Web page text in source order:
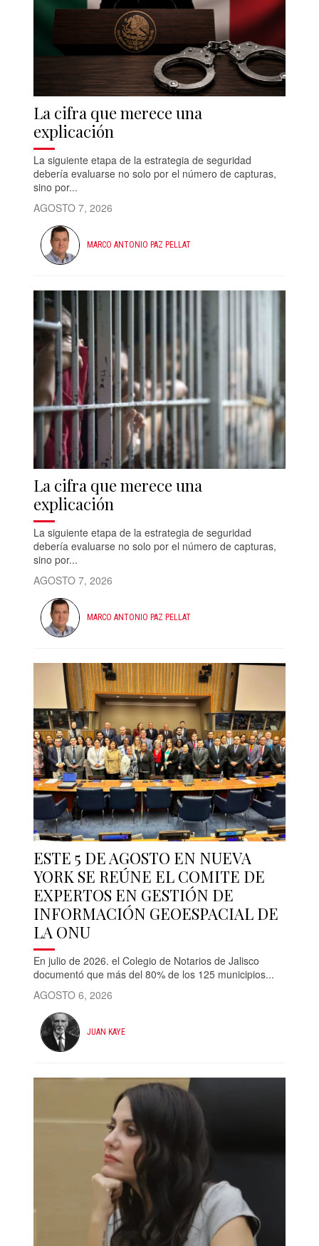
La cifra que merece una
explicación
La siguiente etapa de la estrategia de seguridad
debería evaluarse no solo por el número de capturas,
sino por...
AGOSTO 7, 2026
MARCO ANTONIO PAZ PELLAT
La cifra que merece una
explicación
La siguiente etapa de la estrategia de seguridad
debería evaluarse no solo por el número de capturas,
sino por...
AGOSTO 7, 2026
MARCO ANTONIO PAZ PELLAT
ESTE 5 DE AGOSTO EN NUEVA
YORK SE REÚNE EL COMITE DE
EXPERTOS EN GESTIÓN DE
INFORMACIÓN GEOESPACIAL DE
LA ONU
En julio de 2026. el Colegio de Notarios de Jalisco
documentó que más del 80% de los 125 municipios...
AGOSTO 6, 2026
JUAN KAYE